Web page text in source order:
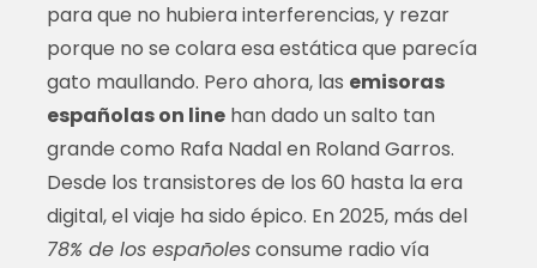
para que no hubiera interferencias, y rezar
porque no se colara esa estática que parecía
gato maullando. Pero ahora, las emisoras
españolas on linehan dado un salto tan
grande como Rafa Nadal en Roland Garros.
Desde los transistores de los 60 hasta la era
digital, el viaje ha sido épico. En 2025, más del
78% de los españolesconsume radio vía